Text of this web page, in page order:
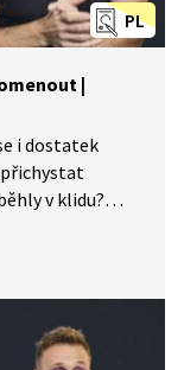
PL
|
i dostatek
přichystat
v klidu?